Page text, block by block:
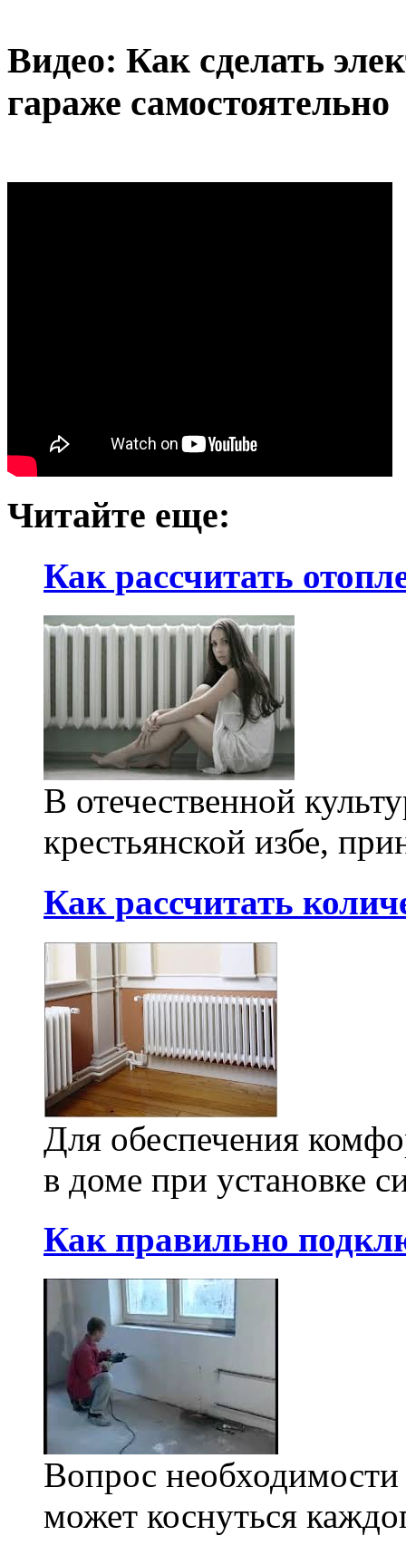
Видео: Как сделать
гараже самостоятельно
Читайте еще:
Как рассчитать
В отечественной
крестьянской избе,
Как рассчитать
Для обеспечения
в доме при установке
Как правильно
Вопрос
может коснуться